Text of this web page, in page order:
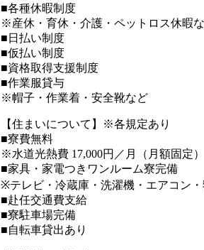
■各種休暇制度
※産休・育休・介護・ペットロス休暇
■日払い制度
■仮払い制度
■資格取得支援制度
■作業服貸与
※帽子・作業着・安全靴など
【住まいについて】※各規定あり
■寮費無料
※水道光熱費 17,000円／月（月額固定）
■家具・家電つきワンルーム寮完備
※テレビ・冷蔵庫・洗濯機・エアコン・
■赴任交通費支給
■寮駐車場完備
■自転車貸出あり